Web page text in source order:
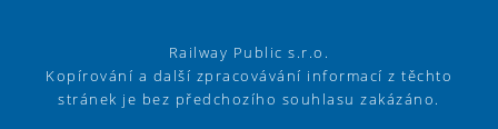
Railway Public s.r.o.
Kopírování a další zpracovávání informací z těchto
stránek je bez předchozího souhlasu zakázáno.